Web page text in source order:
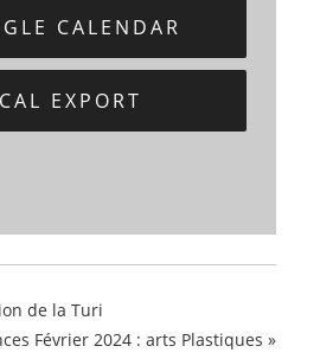
CALENDAR
EXPORT
de la Turi
Février 2024 : arts Plastiques »